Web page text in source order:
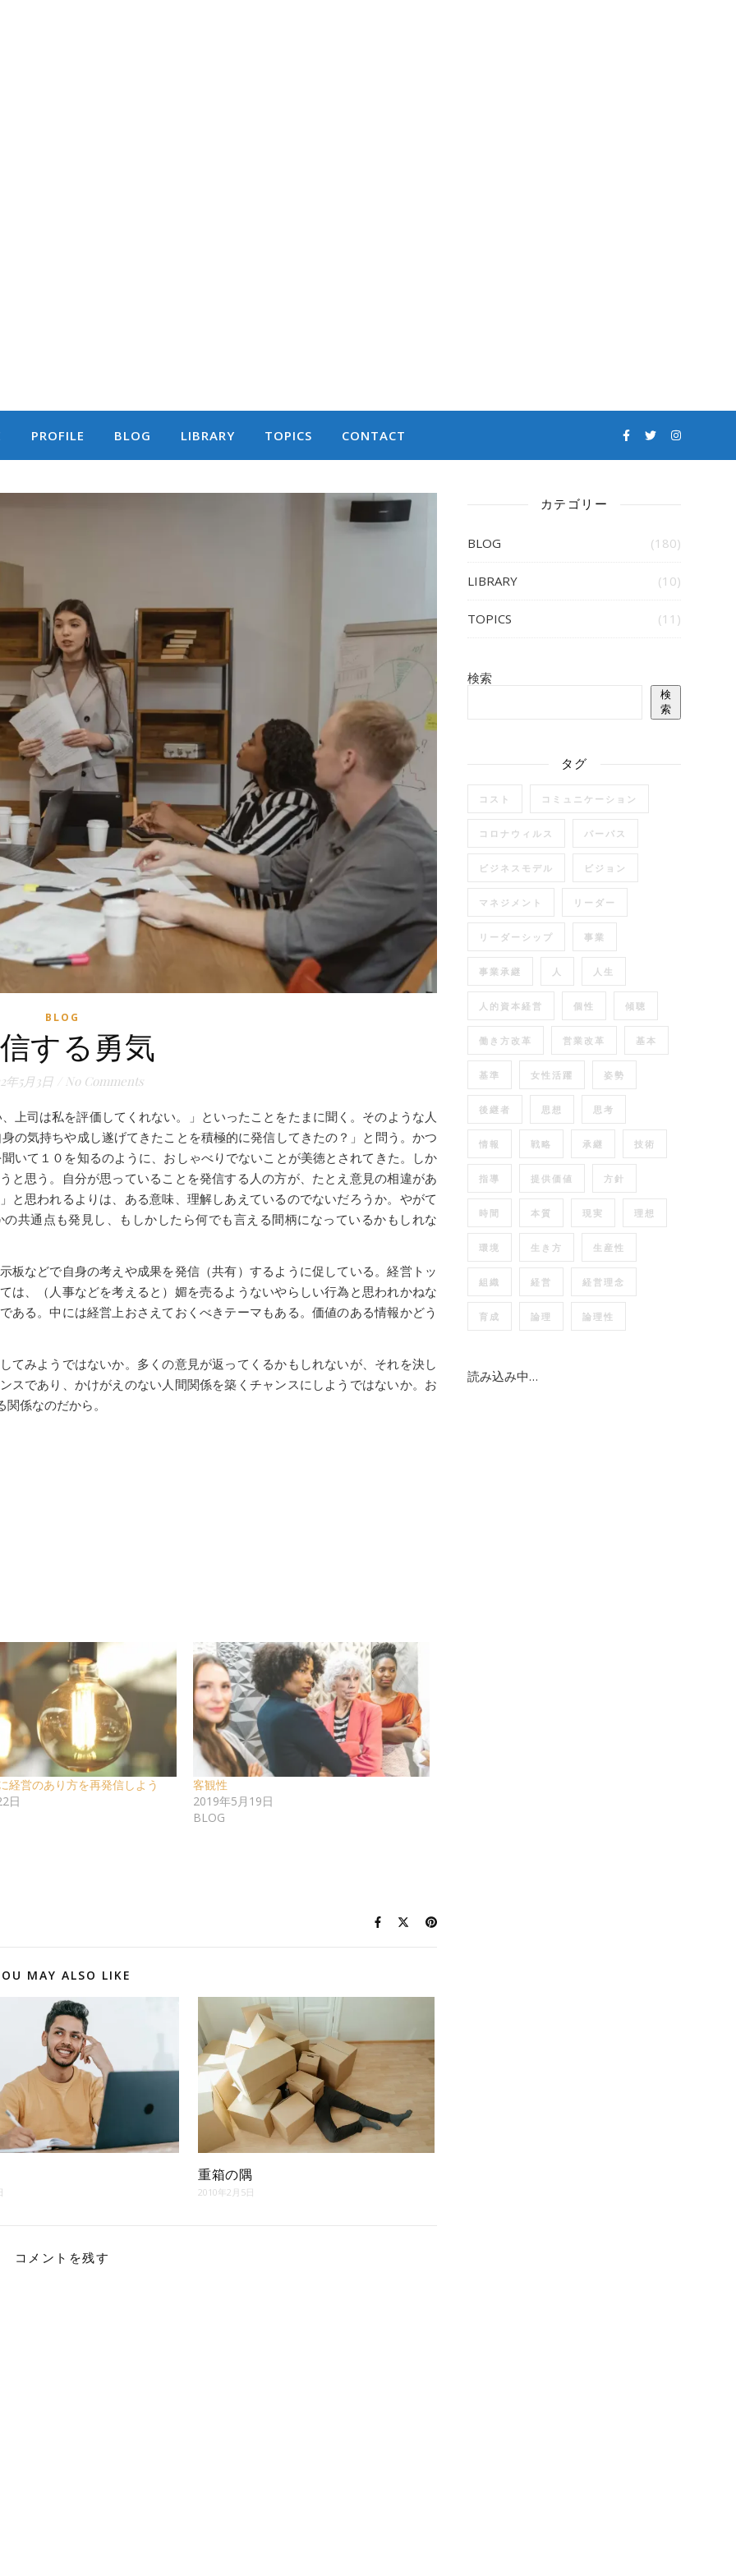
PROFILE BLOG LIBRARY TOPICS CONTACT
BLOG
する勇気
年5月3日 No Comments
上司は私を評価してくれない。」といったことをたまに聞く。そのような人
の気持ちや成し遂げてきたことを積極的に発信してきたの？」と問う。かつ
いて１０を知るのように、おしゃべりでないことが美徳とされてきた。しか
と思う。自分が思っていることを発信する人の方が、たとえ意見の相違があ
と思われるよりは、ある意味、理解しあえているのでないだろうか。やがて
共通点も発見し、もしかしたら何でも言える間柄になっているかもしれな
板などで自身の考えや成果を発信（共有）するように促している。経営トッ
は、（人事などを考えると）媚を売るようないやらしい行為と思われかねな
ある。中には経営上おさえておくべきテーマもある。価値のある情報かどう
てみようではないか。多くの意見が返ってくるかもしれないが、それを決し
スであり、かけがえのない人間関係を築くチャンスにしようではないか。お
係なのだから。
経営のあり方を再発信しよう
日
客観性
2019年5月19日
BLOG
MAY ALSO LIKE
重箱の隅
2010年2月5日
コメントを残す
カテゴリー
BLOG (180)
LIBRARY (10)
TOPICS (11)
検索
検
索
タグ
コスト コミュニケーション
コロナウィルス パーパス
ビジネスモデル ビジョン
マネジメント リーダー
リーダーシップ 事業
事業承継 人 人生
人的資本経営 個性 傾聴
働き方改革 営業改革 基本
基準 女性活躍 姿勢
後継者 思想 思考
情報 戦略 承継 技術
指導 提供価値 方針
時間 本質 現実 理想
環境 生き方 生産性
組織 経営 経営理念
育成 論理 論理性
読み込み中…